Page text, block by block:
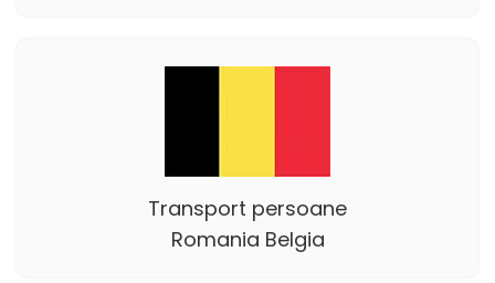
Transport persoane
Romania Belgia